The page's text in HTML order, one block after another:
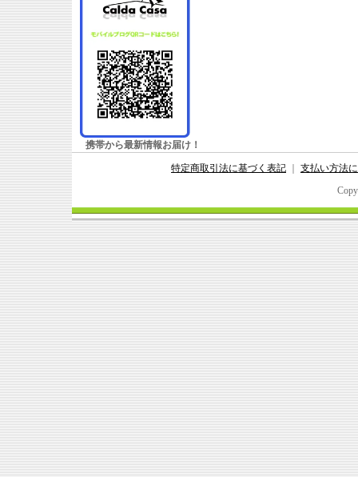
携帯から最新情報お届け！
特定商取引法に基づく表記
支払い方法